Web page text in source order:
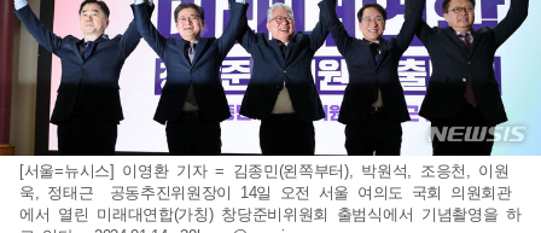
[서울=뉴시스] 이영환 기자 = 김종민(왼쪽부터), 박원석, 조응천, 이원
욱, 정태근 공동추진위원장이 14일 오전 서울 여의도 국회 의원회관
에서 열린 미래대연합(가칭) 창당준비위원회 출범식에서 기념촬영을 하